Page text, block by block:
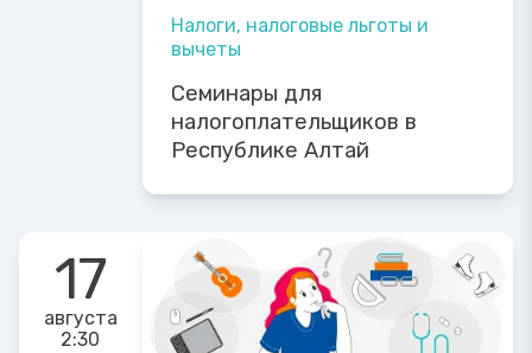
Налоги, налоговые льготы и
вычеты
Семинары для
налогоплательщиков в
Республике Алтай
17
августа
2:30